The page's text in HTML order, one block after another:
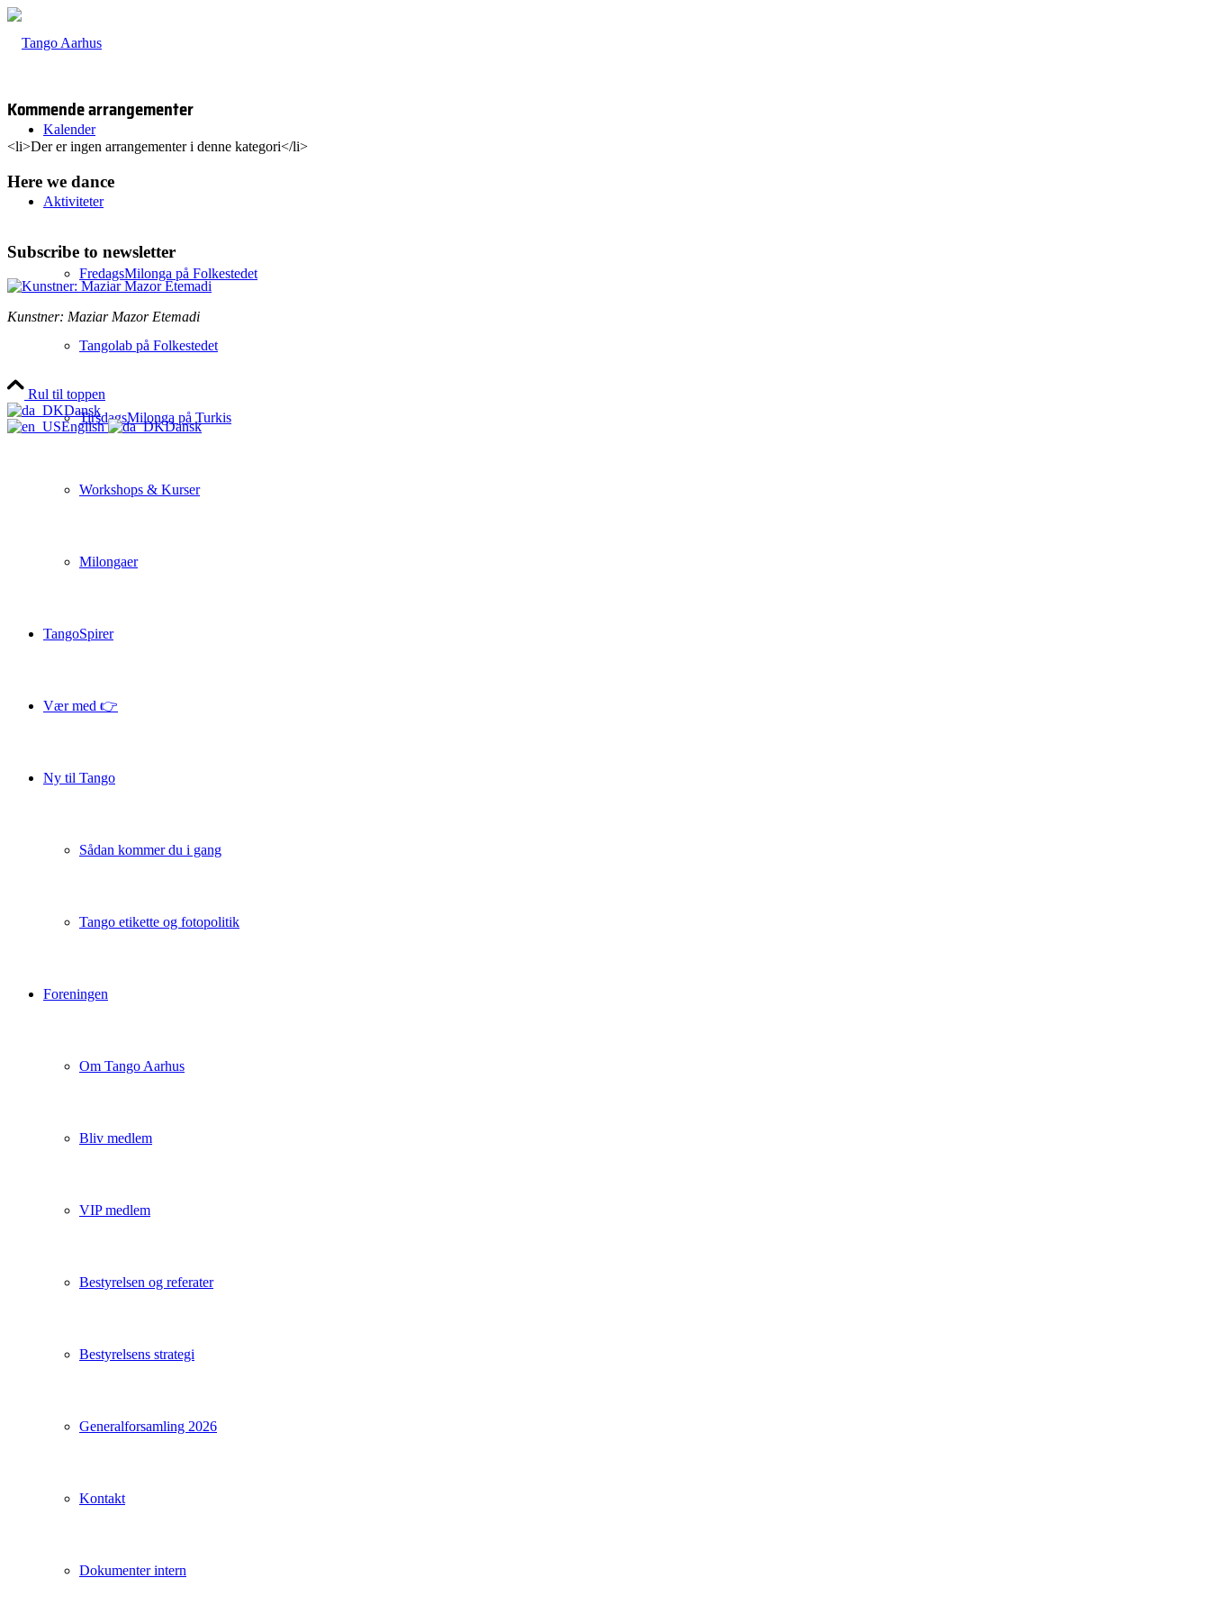
Kalender
Aktiviteter
FredagsMilonga på Folkestedet
Tangolab på Folkestedet
TirsdagsMilonga på Turkis
Workshops & Kurser
Milongaer
TangoSpirer
Vær med 👉
Ny til Tango
Sådan kommer du i gang
Tango etikette og fotopolitik
Foreningen
Om Tango Aarhus
Bliv medlem
VIP medlem
Bestyrelsen og referater
Bestyrelsens strategi
Generalforsamling 2026
Kontakt
Dokumenter intern
Kommende arrangementer
<li>Der er ingen arrangementer i denne kategori</li>
Here we dance
Subscribe to newsletter
Kunstner: Maziar Mazor Etemadi
Rul til toppen
Dansk
English
Dansk